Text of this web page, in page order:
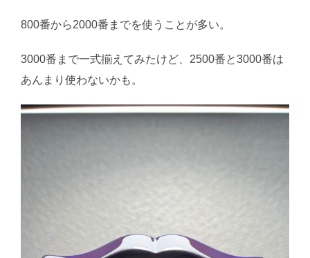
800番から2000番までを使うことが多い。
3000番まで一式揃えてみたけど、2500番と3000番は
あんまり使わないかも。